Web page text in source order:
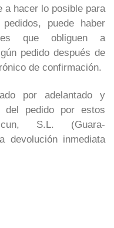
a hacer lo posible para
puede haber
que obliguen a
pedido después de
de confirmación.
por adelantado y
pedido por estos
S.L. (Guara-
devolución inmediata